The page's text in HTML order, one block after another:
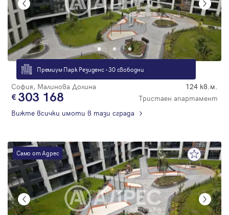
Премиум Парк Резиденс - 30 свободни
София, Малинова Долина 124 кв.м.
303 168
Тристаен апартамент
Вижте всички имоти в тази сграда
Само от Адрес